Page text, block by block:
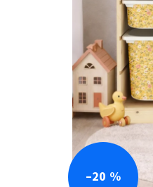
–20 %